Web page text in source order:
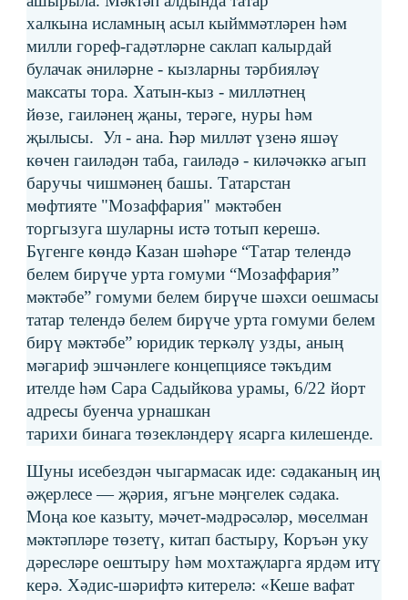
халкына исламның асыл кыйммәтләрен һәм
милли гореф-гадәтләрне саклап калырдай
булачак әниләрне - кызларны тәрбияләү
максаты тора. Хатын-кыз - милләтнең
йөзе, гаиләнең җаны, терәге, нуры һәм
җылысы. Ул - ана. Һәр милләт үзенә яшәү
көчен гаиләдән таба, гаиләдә - киләчәккә агып
баручы чишмәнең башы. Татарстан
мөфтияте "Мозаффария" мәктәбен
торгызуга шуларны истә тотып керешә.
Бүгенге көндә Казан шәһәре “Татар телендә
белем бирүче урта гомуми “Мозаффария”
мәктәбе” гомуми белем бирүче шәхси оешмасы
татар телендә белем бирүче урта гомуми белем
бирү мәктәбе” юридик теркәлү узды, аның
мәгариф эшчәнлеге концепциясе тәкъдим
ителде һәм Сара Садыйкова урамы, 6/22 йорт
адресы буенча урнашкан
тарихи бинага төзекләндерү ясарга килешенде.
Шуны исебездән чыгармасак иде: сәдаканың иң
әҗерлесе — җәрия, ягъне мәңгелек сәдака.
Моңа кое казыту, мәчет-мәдрәсәләр, мөселман
мәктәпләре төзетү, китап бастыру, Коръән уку
дәресләре оештыру һәм мохтаҗларга ярдәм итү
керә. Хәдис-шәрифтә китерелә: «Кеше вафат